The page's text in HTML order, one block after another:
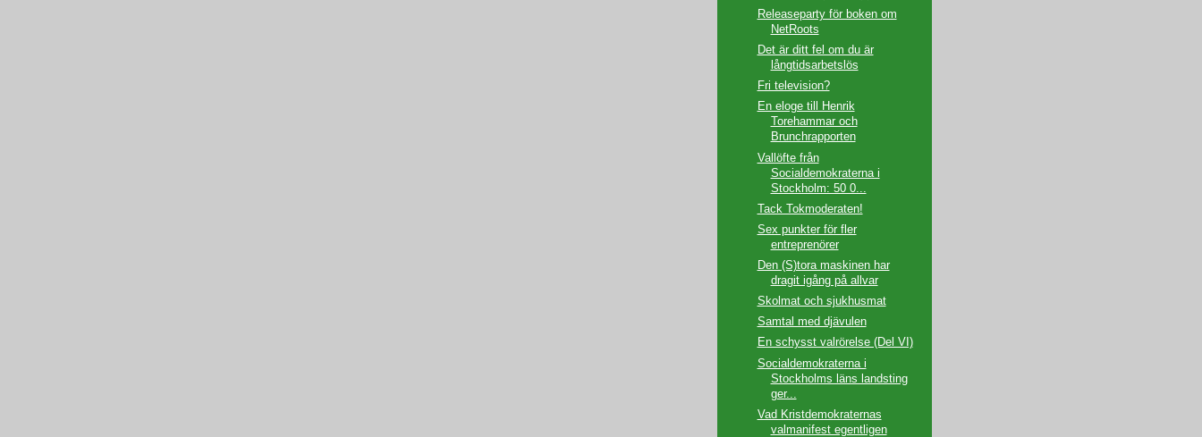
Releaseparty för boken om
NetRoots
Det är ditt fel om du är
långtidsarbetslös
Fri television?
En eloge till Henrik
Torehammar och
Brunchrapporten
Vallöfte från
Socialdemokraterna i
Stockholm: 50 0...
Tack Tokmoderaten!
Sex punkter för fler
entreprenörer
Den (S)tora maskinen har
dragit igång på allvar
Skolmat och sjukhusmat
Samtal med djävulen
En schysst valrörelse (Del VI)
Socialdemokraterna i
Stockholms läns landsting
ger...
Vad Kristdemokraternas
valmanifest egentligen